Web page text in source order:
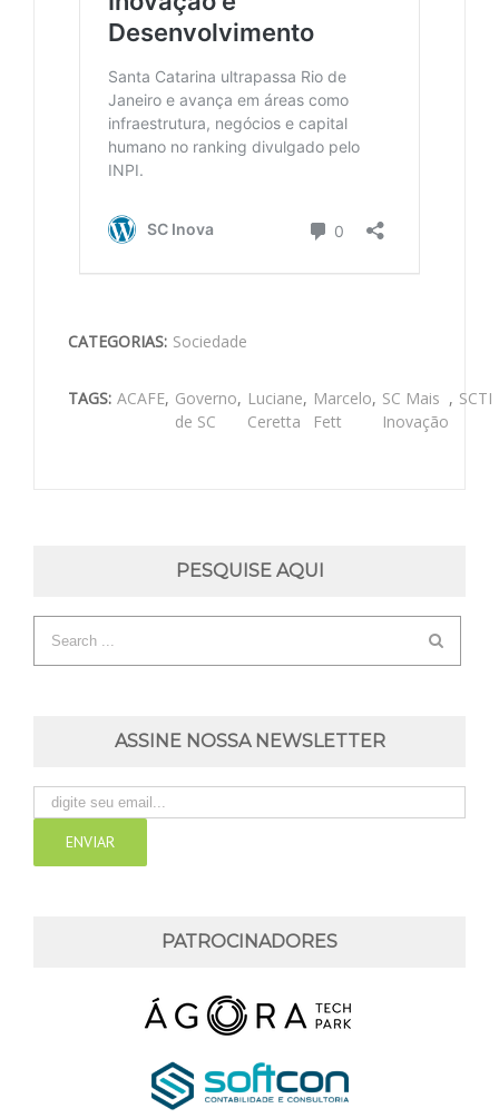
CATEGORIAS: Sociedade
TAGS: ACAFE, Governo
de SC
, Luciane
Ceretta
, Marcelo
Fett
, SC Mais
Inovação
, SCTI
PESQUISE AQUI
ASSINE NOSSA NEWSLETTER
PATROCINADORES